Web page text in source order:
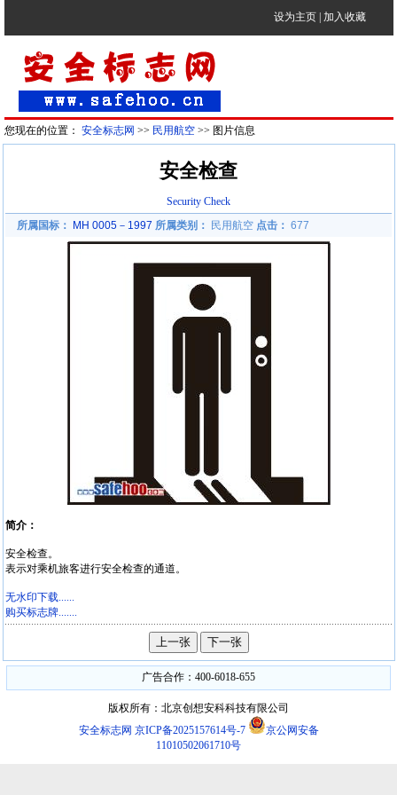
设为主页 加入收藏
您现在的位置： 安全标志网 >> 民用航空>> 图片信息
安全检查
Security Check
所属国标：
MH 0005－1997 所属类别： 民用航空 点击： 677
简介：
安全检查。
表示对乘机旅客进行安全检查的通道。
无水印下载......
购买标志牌.......
广告合作：400-6018-655
版权所有：北京创想安科科技有限公司
安全标志网 京ICP备2025157614号-7
京公网安备
11010502061710号